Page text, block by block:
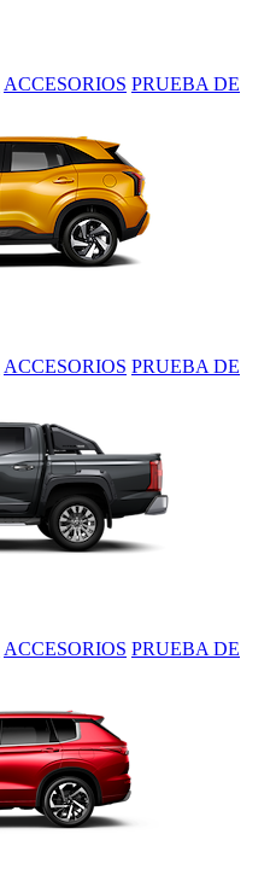
ACCESORIOS PRUEBA DE
ACCESORIOS PRUEBA DE
ACCESORIOS PRUEBA DE